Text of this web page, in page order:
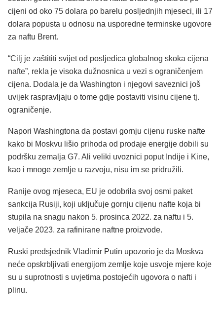
cijeni od oko 75 dolara po barelu posljednjih mjeseci, ili 17
dolara popusta u odnosu na usporedne terminske ugovore
za naftu Brent.
“Cilj je zaštititi svijet od posljedica globalnog skoka cijena
nafte”, rekla je visoka dužnosnica u vezi s ograničenjem
cijena. Dodala je da Washington i njegovi saveznici još
uvijek raspravljaju o tome gdje postaviti visinu cijene tj.
ograničenje.
Napori Washingtona da postavi gornju cijenu ruske nafte
kako bi Moskvu lišio prihoda od prodaje energije dobili su
podršku zemalja G7. Ali veliki uvoznici poput Indije i Kine,
kao i mnoge zemlje u razvoju, nisu im se pridružili.
Ranije ovog mjeseca, EU je odobrila svoj osmi paket
sankcija Rusiji, koji uključuje gornju cijenu nafte koja bi
stupila na snagu nakon 5. prosinca 2022. za naftu i 5.
veljače 2023. za rafinirane naftne proizvode.
Ruski predsjednik Vladimir Putin upozorio je da Moskva
neće opskrbljivati ​​energijom zemlje koje usvoje mjere koje
su u suprotnosti s uvjetima postojećih ugovora o nafti i
plinu.